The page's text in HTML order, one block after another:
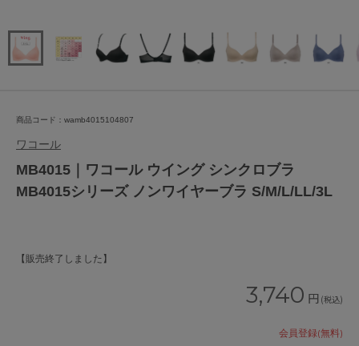
商品コード：wamb4015104807
ワコール
MB4015｜ワコール ウイング シンクロブラ
MB4015シリーズ ノンワイヤーブラ S/M/L/LL/3L
【販売終了しました】
3,740 円 (税込)
会員登録(無料)